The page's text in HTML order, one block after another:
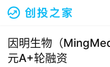
因明生物（
元A+轮融资